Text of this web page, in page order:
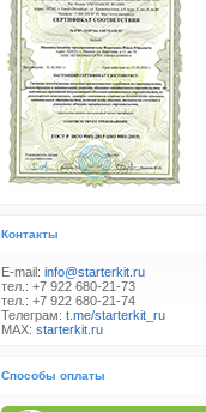
Контакты
E-mail: info@starterkit.ru
тел.: +7 922 680-21-73
тел.: +7 922 680-21-74
Телеграм: t.me/starterkit_ru
MAX: starterkit.ru
Способы оплаты